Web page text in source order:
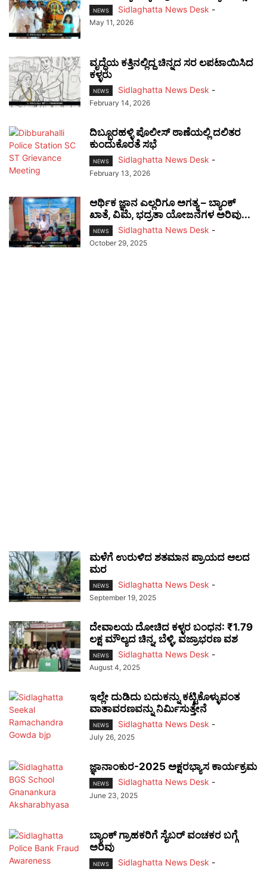
NEWS Sidlaghatta News Desk -
May 11, 2026
ವೃದ್ಧೆಯ ಕತ್ತಿನಲ್ಲಿದ್ದ ಚಿನ್ನದ ಸರ ಲಪಟಾಯಿಸಿದ
ಕಳ್ಳರು
NEWS Sidlaghatta News Desk -
February 14, 2026
ದಿಬ್ಬೂರಹಳ್ಳಿ ಪೊಲೀಸ್ ಠಾಣೆಯಲ್ಲಿ ದಲಿತರ
ಕುಂದುಕೊರತೆ ಸಭೆ
NEWS Sidlaghatta News Desk -
February 13, 2026
ಆರ್ಥಿಕ ಜ್ಞಾನ ಎಲ್ಲರಿಗೂ ಅಗತ್ಯ – ಬ್ಯಾಂಕ್
ಖಾತೆ, ವಿಮೆ, ಭದ್ರತಾ ಯೋಜನೆಗಳ ಅರಿವು...
NEWS Sidlaghatta News Desk -
October 29, 2025
ಮಳೆಗೆ ಉರುಳಿದ ಶತಮಾನ ಪ್ರಾಯದ ಆಲದ
ಮರ
NEWS Sidlaghatta News Desk -
September 19, 2025
ದೇವಾಲಯ ದೋಚಿದ ಕಳ್ಳರ ಬಂಧನ: ₹1.79
ಲಕ್ಷ ಮೌಲ್ಯದ ಚಿನ್ನ, ಬೆಳ್ಳಿ, ವಜ್ರಾಭರಣ ವಶ
NEWS Sidlaghatta News Desk -
August 4, 2025
ಇಲ್ಲೇ ದುಡಿದು ಬದುಕನ್ನು ಕಟ್ಟಿಕೊಳ್ಳುವಂತ
ವಾತಾವರಣವನ್ನು ನಿರ್ಮಿಸುತ್ತೇನೆ
NEWS Sidlaghatta News Desk -
July 26, 2025
ಜ್ಞಾನಾಂಕುರ-2025 ಅಕ್ಷರಭ್ಯಾಸ ಕಾರ್ಯಕ್ರಮ
NEWS Sidlaghatta News Desk -
June 23, 2025
ಬ್ಯಾಂಕ್ ಗ್ರಾಹಕರಿಗೆ ಸೈಬರ್ ವಂಚಕರ ಬಗ್ಗೆ
ಅರಿವು
NEWS Sidlaghatta News Desk -